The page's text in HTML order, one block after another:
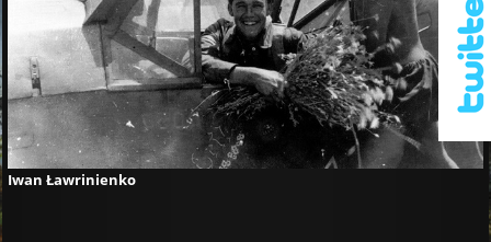
Iwan Ławrinienko